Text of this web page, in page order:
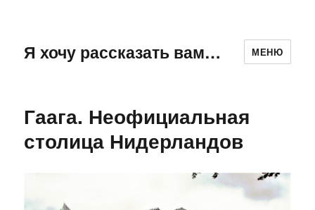
Я хочу рассказать вам… МЕНЮ
Гаага. Неофициальная
столица Нидерландов